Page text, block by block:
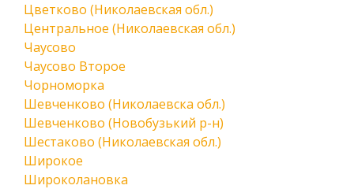
Цветково (Николаевская обл.)
Центральное (Николаевская обл.)
Чаусово
Чаусово Второе
Чорноморка
Шевченково (Николаевска обл.)
Шевченково (Новобузький р-н)
Шестаково (Николаевская обл.)
Широкое
Широколановка